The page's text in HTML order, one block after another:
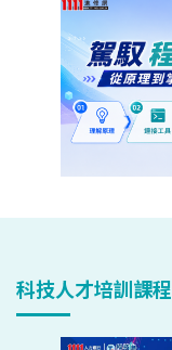
科技人才培訓課程